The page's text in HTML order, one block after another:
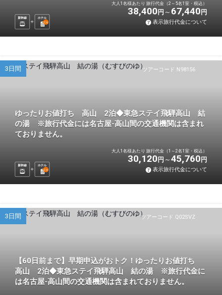
新幹線
ホテル
2泊
大人1名様あたり 旅行代金（2～5名1室・税込）
38,400 円 67,440 円
表示旅行代金について
ツアーコード N98156
3日間
ゆったりお値打ち 高山 2泊◆東急ステイ飛騨高山 結
の湯 ※旅行代金には名古屋-高山間の交通機関は含まれ
ておりません。
新幹線
ホテル
2泊
大人1名様あたり 旅行代金（1～2名1室・税込）
30,120 円 45,760 円
表示旅行代金について
ツアーコード Q02SVZ
3日間
【60日前まで】早期申込がおトク！ゆったりお値打ち
高山 2泊◆東急ステイ飛騨高山 結の湯 ※旅行代金に
は名古屋-高山間の交通機関は含まれておりません。